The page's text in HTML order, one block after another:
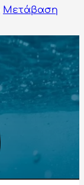
Μετάβαση